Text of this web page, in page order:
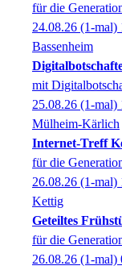
für die
24.08.26 (1-mal)
Bassenheim
mit
25.08.26 (1-mal)
Mülheim-Kärlich
Internet-Treff
für die
26.08.26 (1-mal)
Kettig
Geteiltes
für die
26.08.26 (1-mal)